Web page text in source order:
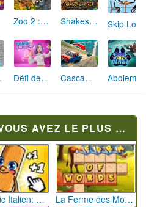
Zoo 2 : Animal Park Shakes & Fidget
Défi de Mode: Star du Podium Cascades Folles 3D
AVEZ LE PLUS JOUÉ
Bébé Clic Italien: La Folie des Petits Bambins La Ferme des Mots - Cultivez votre Vocabulaire